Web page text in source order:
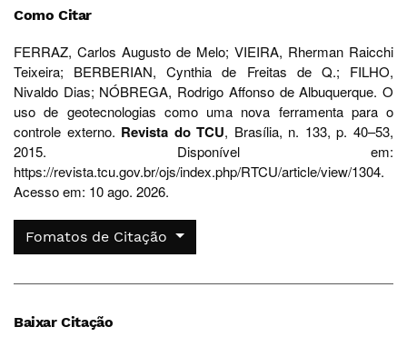
Como Citar
FERRAZ, Carlos Augusto de Melo; VIEIRA, Rherman Raicchi
Teixeira; BERBERIAN, Cynthia de Freitas de Q.; FILHO,
Nivaldo Dias; NÓBREGA, Rodrigo Affonso de Albuquerque. O
uso de geotecnologias como uma nova ferramenta para o
controle externo. Revista do TCU, Brasília, n. 133, p. 40–53,
2015. Disponível em:
https://revista.tcu.gov.br/ojs/index.php/RTCU/article/view/1304.
Acesso em: 10 ago. 2026.
Fomatos de Citação
Baixar Citação